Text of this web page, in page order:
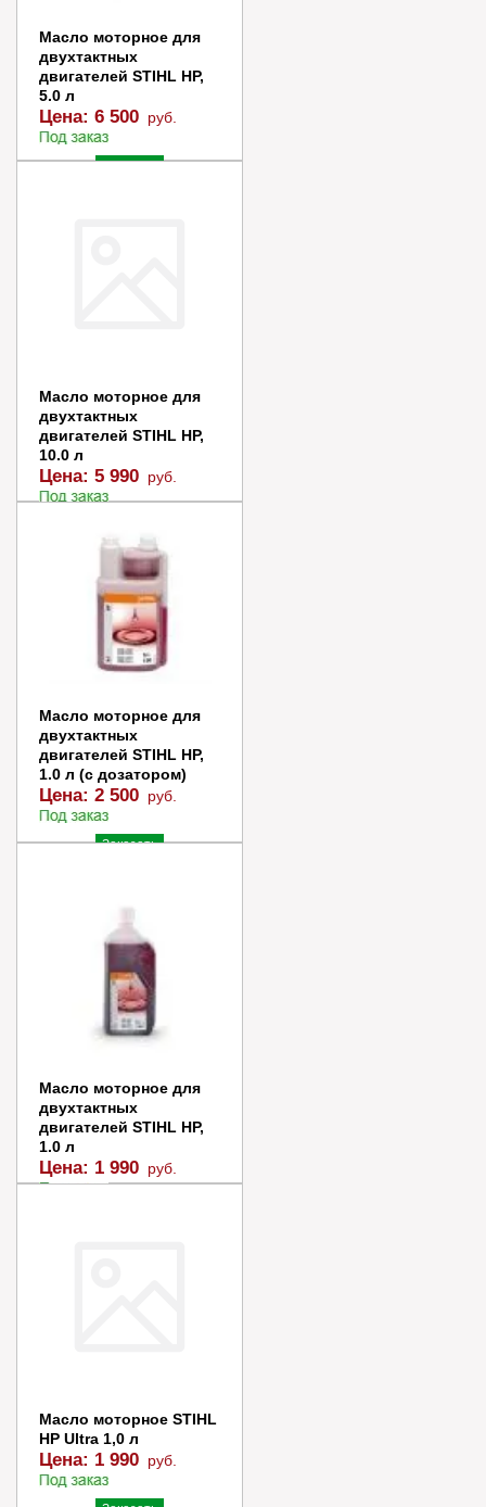
Масло моторное для
двухтактных
двигателей STIHL НР,
5.0 л
Цена: 6 500 руб.
Заказать
Масло моторное для
двухтактных
двигателей STIHL НР,
10.0 л
Цена: 5 990 руб.
Купить в 1 клик
Масло моторное для
двухтактных
двигателей STIHL НР,
1.0 л (с дозатором)
Цена: 2 500 руб.
Заказать
Масло моторное для
двухтактных
двигателей STIHL НР,
1.0 л
Цена: 1 990 руб.
Масло моторное STIHL
HP Ultra 1,0 л
Цена: 1 990 руб.